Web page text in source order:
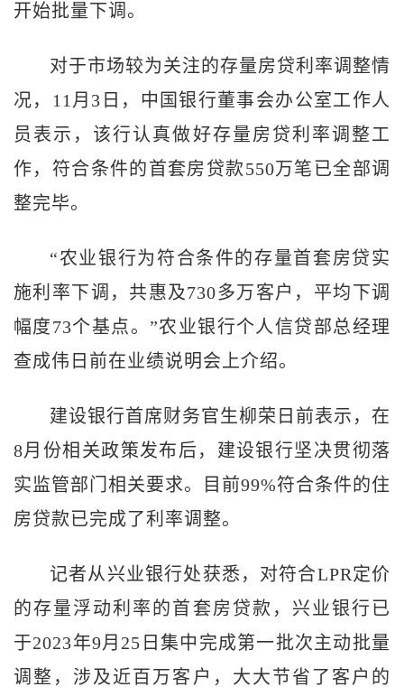
开始批量下调。
对于市场较为关注的存量房贷利率调整情
况，11月3日，中国银行董事会办公室工作人
员表示，该行认真做好存量房贷利率调整工
作，符合条件的首套房贷款550万笔已全部调
整完毕。
“农业银行为符合条件的存量首套房贷实
施利率下调，共惠及730多万客户，平均下调
幅度73个基点。”农业银行个人信贷部总经理
查成伟日前在业绩说明会上介绍。
建设银行首席财务官生柳荣日前表示，在
8月份相关政策发布后，建设银行坚决贯彻落
实监管部门相关要求。目前99%符合条件的住
房贷款已完成了利率调整。
记者从兴业银行处获悉，对符合LPR定价
的存量浮动利率的首套房贷款，兴业银行已
于2023年9月25日集中完成第一批次主动批量
调整，涉及近百万客户，大大节省了客户的